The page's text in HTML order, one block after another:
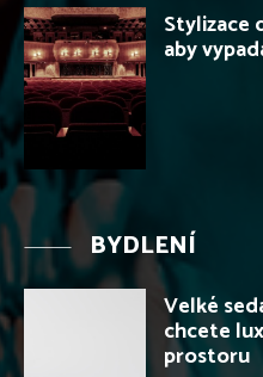
Stylizace
aby
BYDLENÍ
Velké
chcete
prostoru